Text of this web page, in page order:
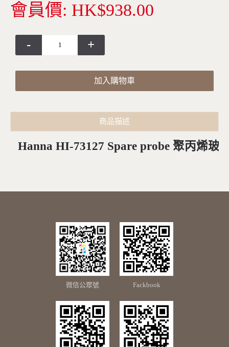
會員價: HK$938.00
- +
加入購物車
商品描述
Hanna HI-73127 Spare probe 聚丙烯玻
微信公眾號 Fackbook